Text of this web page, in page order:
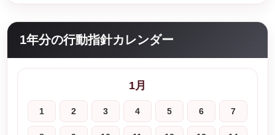
1年分の行動指針カレンダー
1月
1 2 3 4 5 6 7